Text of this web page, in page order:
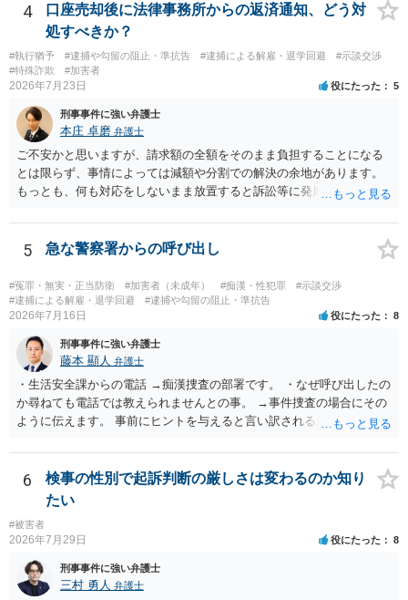
4
口座売却後に法律事務所からの返済通知、どう対
処すべきか？
#執行猶予 #逮捕や勾留の阻止・準抗告 #逮捕による解雇・退学回避
#示談交渉
#特殊詐欺
#加害者
2026年7月23日 役にたった 5
刑事事件に強い弁護士
本庄 卓磨 弁護士
ご不安かと思いますが、請求額の全額をそのまま負担することになる
とは限らず、事情によっては減額や分割での解決の余地があります。
もっとも、何も対応をしないまま放置すると訴訟等に発展してしまう
めします。
5 急な警察署からの呼び出し
#冤罪・無実・正当防衛 #加害者（未成年） #痴漢・性犯罪
#示談交渉
#逮捕による解雇・退学回避
#逮捕や勾留の阻止・準抗告
2026年7月16日 役にたった 8
刑事事件に強い弁護士
藤本 顯人 弁護士
・生活安全課からの電話 →痴漢捜査の部署です。 ・なぜ呼び出したの
か尋ねても電話では教えられませんとの事。 →事件捜査の場合にその
ように伝えます。 事前にヒントを与えると言い訳されるからです。 ・
たり →やはり痴漢として疑われているのでは。 そもそも痴漢をやって
ないのであれば、何も疑われる筋合いは無いわけですし狼狽える必要
はないですね。
6
検事の性別で起訴判断の厳しさは変わるのか知り
たい
#被害者
2026年7月29日 役にたった 8
刑事事件に強い弁護士
三村 勇人 弁護士